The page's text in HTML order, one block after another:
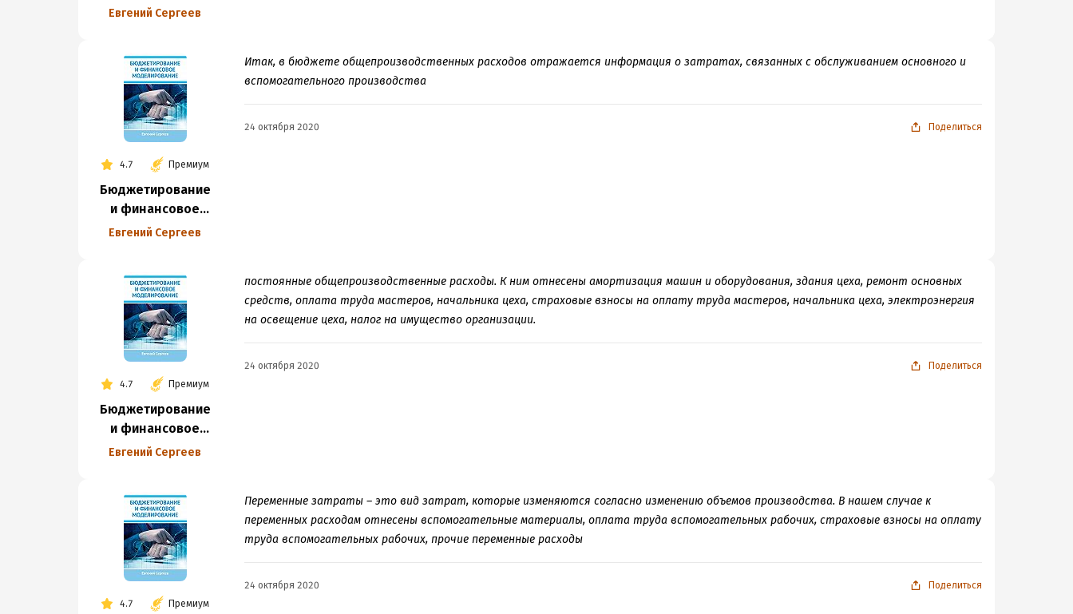
моделирование
Евгений Сергеев
4.7 Премиум
Бюджетирование
и финансовое
моделирование
Евгений Сергеев
Итак, в бюджете общепроизводственных расходов отражается информация о затратах, связанных с обслуживанием основного и
вспомогательного производства
24 октября 2020 Поделиться
4.7 Премиум
Бюджетирование
и финансовое
моделирование
Евгений Сергеев
постоянные общепроизводственные расходы. К ним отнесены амортизация машин и оборудования, здания цеха, ремонт основных
средств, оплата труда мастеров, начальника цеха, страховые взносы на оплату труда мастеров, начальника цеха, электроэнергия
на освещение цеха, налог на имущество организации.
24 октября 2020 Поделиться
4.7 Премиум
Переменные затраты – это вид затрат, которые изменяются согласно изменению объемов производства. В нашем случае к
переменных расходам отнесены вспомогательные материалы, оплата труда вспомогательных рабочих, страховые взносы на оплату
труда вспомогательных рабочих, прочие переменные расходы
24 октября 2020 Поделиться